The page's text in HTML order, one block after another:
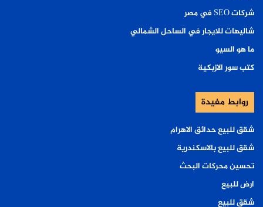
شركات SEO في مصر
شاليهات للايجار في الساحل الشمالي
ما هو السيو
كتب سور الازبكية
روابط مفيدة
شقق للبيع حدائق الاهرام
شقق للبيع بالاسكندرية
تحسين محركات البحث
ارض للبيع
شقق للبيع